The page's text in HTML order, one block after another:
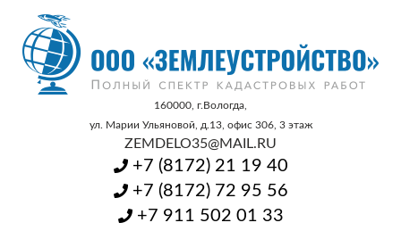
160000, г.Вологда,
ул. Марии Ульяновой, д.13, офис 306, 3 этаж
ZEMDELO35@MAIL.RU
+7 (8172) 21 19 40
+7 (8172) 72 95 56
+7 911 502 01 33